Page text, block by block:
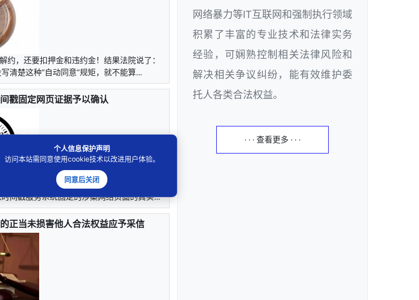
约，还要扣押金和违约金！结果法院说了：
清楚这种“自动同意”规矩，就不能算...
戳固定网页证据予以确认
时间戳认定证书等证据，形成证据链，具有
间戳服务系统固定的涉案网络页面的真实...
正当未损害他人合法权益应予采信
网络暴力等IT互联网和强制执行领域
积累了丰富的专业技术和法律实务
经验，可娴熟控制相关法律风险和
解决相关争议纠纷，能有效维护委
托人各类合法权益。
· · · 查看更多 · · ·
个人信息保护声明
访问本站需同意使用cookie技术以改进用户体验。
同意后关闭